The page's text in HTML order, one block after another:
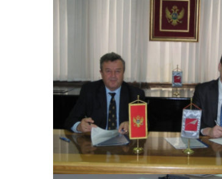
View Large